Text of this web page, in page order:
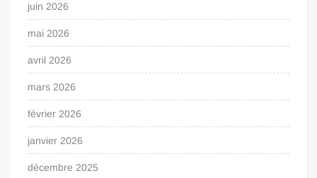
juin 2026
mai 2026
avril 2026
mars 2026
février 2026
janvier 2026
décembre 2025